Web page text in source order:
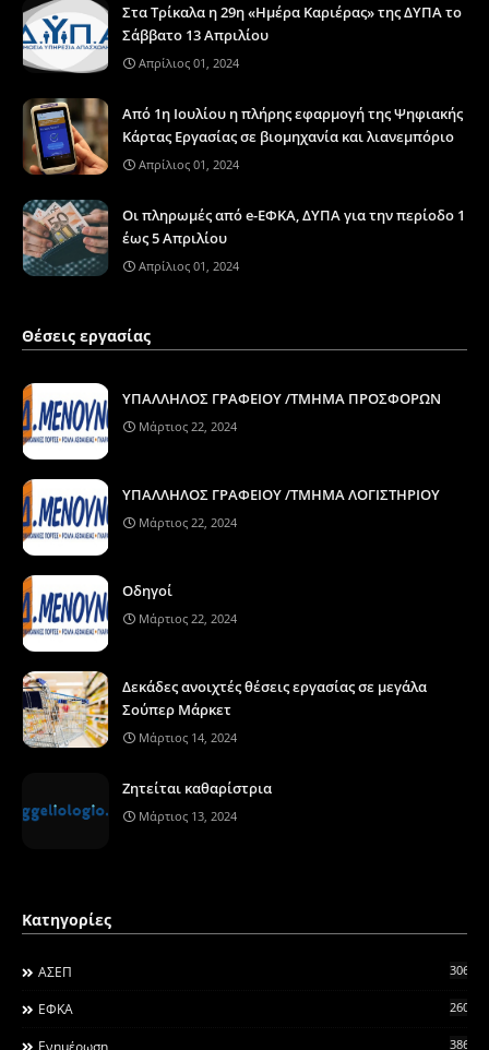
Στα Τρίκαλα η 29η «Ημέρα Καριέρας» της ΔΥΠΑ το
Σάββατο 13 Απριλίου
Απρίλιος 01, 2024
Από 1η Ιουλίου η πλήρης εφαρμογή της Ψηφιακής
Κάρτας Εργασίας σε βιομηχανία και λιανεμπόριο
Απρίλιος 01, 2024
Οι πληρωμές από e-ΕΦΚΑ, ΔΥΠΑ για την περίοδο 1
έως 5 Απριλίου
Απρίλιος 01, 2024
Θέσεις εργασίας
ΥΠΑΛΛΗΛΟΣ ΓΡΑΦΕΙΟΥ /ΤΜΗΜΑ ΠΡΟΣΦΟΡΩΝ
Μάρτιος 22, 2024
ΥΠΑΛΛΗΛΟΣ ΓΡΑΦΕΙΟΥ /ΤΜΗΜΑ ΛΟΓΙΣΤΗΡΙΟΥ
Μάρτιος 22, 2024
Οδηγοί
Μάρτιος 22, 2024
Δεκάδες ανοιχτές θέσεις εργασίας σε μεγάλα
Σούπερ Μάρκετ
Μάρτιος 14, 2024
Ζητείται καθαρίστρια
Μάρτιος 13, 2024
Κατηγορίες
ΑΣΕΠ 306
ΕΦΚΑ 260
Ενημέρωση 3868